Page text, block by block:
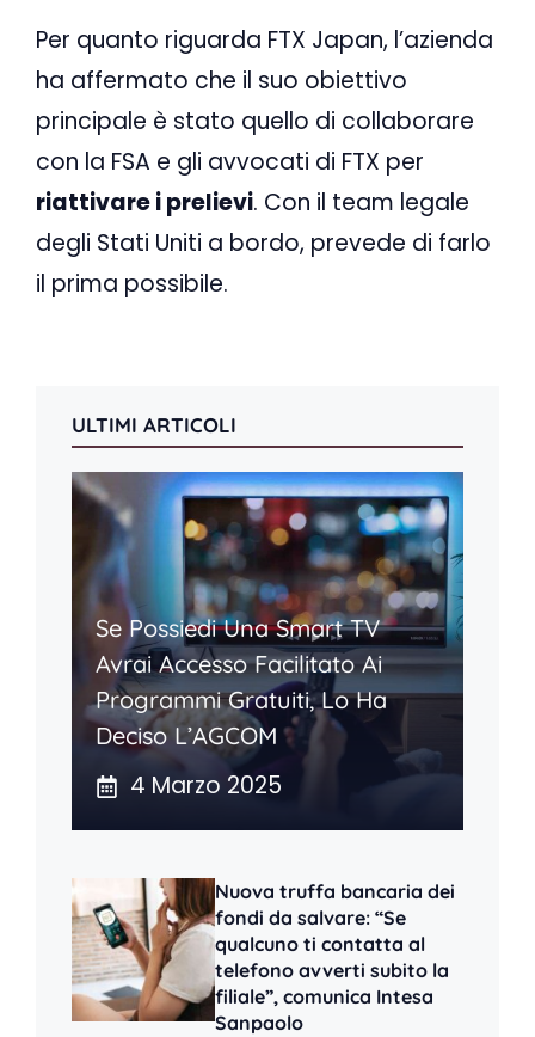
Per quanto riguarda FTX Japan, l’azienda
ha affermato che il suo obiettivo
principale è stato quello di collaborare
con la FSA e gli avvocati di FTX per
riattivare i prelievi. Con il team legale
degli Stati Uniti a bordo, prevede di farlo
il prima possibile.
ULTIMI ARTICOLI
Se Possiedi Una Smart TV
Avrai Accesso Facilitato Ai
Programmi Gratuiti, Lo Ha
Deciso L’AGCOM
4 Marzo 2025
Nuova truffa bancaria dei
fondi da salvare: “Se
qualcuno ti contatta al
telefono avverti subito la
filiale”, comunica Intesa
Sanpaolo